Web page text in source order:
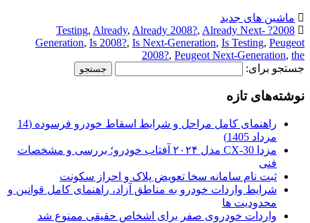
ماشین های جدید
2008? Testing
, Already, Already 2008?, Already Next-
Generation, Is 2008?, Is Next-Generation, Is Testing, Peugeot
2008?, Peugeot Next-Generation, the
جستجو برای:
نوشته‌های تازه
راهنمای کامل مراحل و شرایط اسقاط خودرو فرسوده (14
مرداد 1405)
مزدا CX-30 مدل ۲۰۲۴ آفتاب خودرو؛ بررسی و مشخصات
فنی
ثبت نام سامانه سخا تعویض پلاک و احراز سکونت
شرایط واردات خودرو به مناطق آزاد، راهنمای کامل قوانین و
محدودیت ها
واردات خودروی صفر برای اشخاص حقیقی ممنوع شد